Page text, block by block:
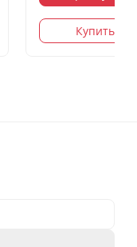
Купить в